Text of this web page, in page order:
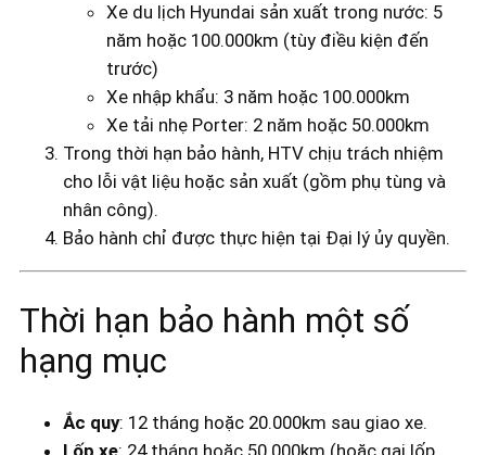
Xe du lịch Hyundai sản xuất trong nước: 5
năm hoặc 100.000km (tùy điều kiện đến
trước)
Xe nhập khẩu: 3 năm hoặc 100.000km
Xe tải nhẹ Porter: 2 năm hoặc 50.000km
Trong thời hạn bảo hành, HTV chịu trách nhiệm
cho lỗi vật liệu hoặc sản xuất (gồm phụ tùng và
nhân công).
Bảo hành chỉ được thực hiện tại Đại lý ủy quyền.
Thời hạn bảo hành một số
hạng mục
Ắc quy: 12 tháng hoặc 20.000km sau giao xe.